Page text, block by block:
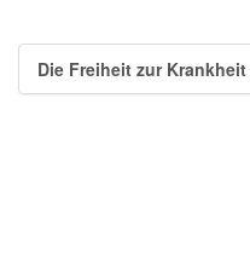
Die Freiheit zur Krankheit